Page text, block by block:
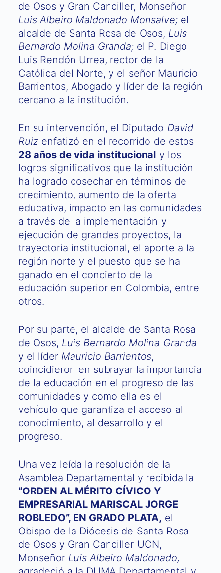
de Osos y Gran Canciller, Monseñor
Luis Albeiro Maldonado Monsalve; el
alcalde de Santa Rosa de Osos, Luis
Bernardo Molina Granda; el P. Diego
Luis Rendón Urrea, rector de la
Católica del Norte, y el señor Mauricio
Barrientos, Abogado y líder de la región
cercano a la institución.
En su intervención, el Diputado David
Ruiz enfatizó en el recorrido de estos
28 años de vida institucional y los
logros significativos que la institución
ha logrado cosechar en términos de
crecimiento, aumento de la oferta
educativa, impacto en las comunidades
a través de la implementación y
ejecución de grandes proyectos, la
trayectoria institucional, el aporte a la
región norte y el puesto que se ha
ganado en el concierto de la
educación superior en Colombia, entre
otros.
Por su parte, el alcalde de Santa Rosa
de Osos, Luis Bernardo Molina Granda
y el líder Mauricio Barrientos,
coincidieron en subrayar la importancia
de la educación en el progreso de las
comunidades y como ella es el
vehículo que garantiza el acceso al
conocimiento, al desarrollo y el
progreso.
Una vez leída la resolución de la
Asamblea Departamental y recibida la
“ORDEN AL MÉRITO CÍVICO Y
EMPRESARIAL MARISCAL JORGE
ROBLEDO”, EN GRADO PLATA, el
Obispo de la Diócesis de Santa Rosa
de Osos y Gran Canciller UCN,
MonseñorLuis Albeiro Maldonado,